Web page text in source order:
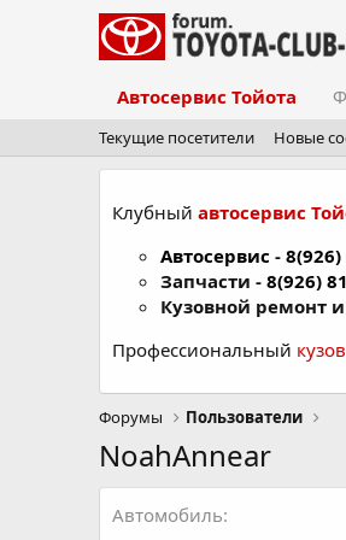
Автосервис Тойота
Текущие посетители Новые
Клубный автосервис
Автосервис - 8(926)
Запчасти - 8(926)
Кузовной ремонт
Профессиональный
Форумы Пользователи
NoahAnnear
Автомобиль